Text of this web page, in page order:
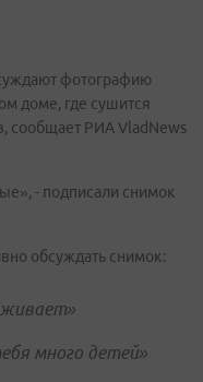
фотографию
доме, где сушится
сообщает РИА VladNews
- подписали снимок
обсуждать снимок:
много детей»